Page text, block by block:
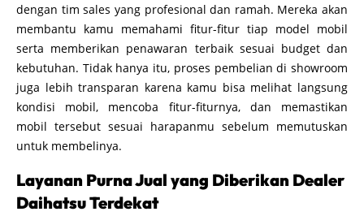
dengan tim sales yang profesional dan ramah. Mereka akan
membantu kamu memahami fitur-fitur tiap model mobil
serta memberikan penawaran terbaik sesuai budget dan
kebutuhan. Tidak hanya itu, proses pembelian di showroom
juga lebih transparan karena kamu bisa melihat langsung
kondisi mobil, mencoba fitur-fiturnya, dan memastikan
mobil tersebut sesuai harapanmu sebelum memutuskan
untuk membelinya.
Layanan Purna Jual yang Diberikan Dealer
Daihatsu Terdekat